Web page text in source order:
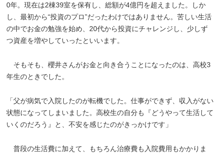
0年。現在は2棟39室を保有し、総額が4億円を超えました。しか
し、最初から“投資のプロ”だったわけではありません。苦しい生活
の中でお金の勉強を始め、20代から投資にチャレンジし、少しず
つ資産を増やしていったといいます。
そもそも、櫻井さんがお金と向き合うことになったのは、高校3
年生のときでした。
「父が病気で入院したのが転機でした。仕事ができず、収入がない
状態になってしまいました。高校生の自分も『どうやって生活して
いくのだろう』と、不安を感じたのがきっかけです」
普段の生活費に加えて、もちろん治療費も入院費用もかかりま